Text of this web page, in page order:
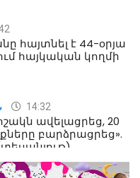
հայտնել է 44-օրյա
հայկական կողմի
14:32
ավելացրեց, 20
բարձրացրեց».